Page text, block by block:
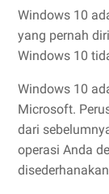
Windows 10
yang pernah
Windows 10
Windows 10
Microsoft.
dari
operasi Anda